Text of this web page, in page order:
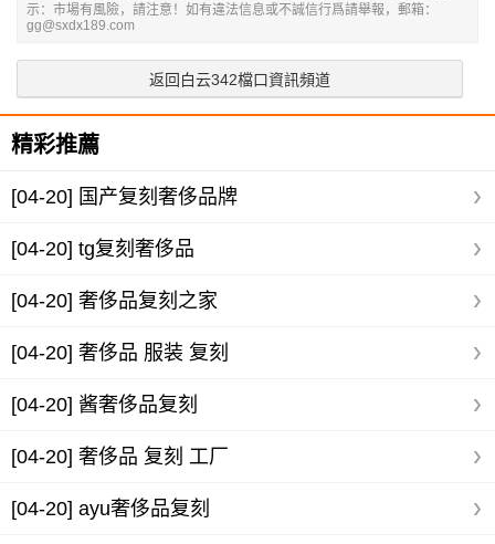
示：市場有風險，請注意！如有違法信息或不誠信行爲請舉報，郵箱：
gg@sxdx189.com
返回白云342檔口資訊頻道
精彩推薦
[04-20] 国产复刻奢侈品牌
[04-20] tg复刻奢侈品
[04-20] 奢侈品复刻之家
[04-20] 奢侈品 服装 复刻
[04-20] 酱奢侈品复刻
[04-20] 奢侈品 复刻 工厂
[04-20] ayu奢侈品复刻